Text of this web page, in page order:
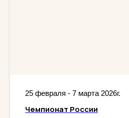
25 февраля - 7 марта 2026г.
Чемпионат России